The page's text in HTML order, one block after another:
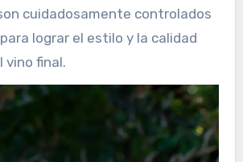
cuidadosamente controlados
lograr el estilo y la calidad
vino final.